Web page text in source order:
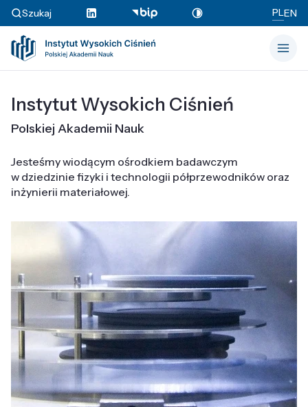
Szukaj PLEN
Instytut Wysokich Ciśnień
Polskiej Akademii Nauk
Jesteśmy wiodącym ośrodkiem badawczym
w dziedzinie fizyki i technologii półprzewodników oraz
inżynierii materiałowej.